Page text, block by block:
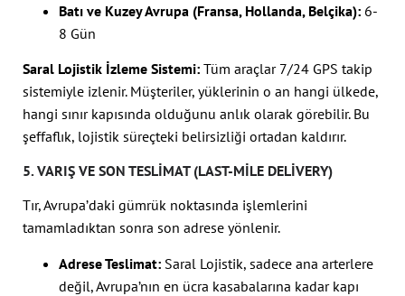
Batı ve Kuzey Avrupa (Fransa, Hollanda, Belçika): 6-
8 Gün
Saral Lojistik İzleme Sistemi: Tüm araçlar 7/24 GPS takip
sistemiyle izlenir. Müşteriler, yüklerinin o an hangi ülkede,
hangi sınır kapısında olduğunu anlık olarak görebilir. Bu
şeffaflık, lojistik süreçteki belirsizliği ortadan kaldırır.
5. VARIŞ VE SON TESLIMAT (LAST-MILE DELIVERY)
Tır, Avrupa’daki gümrük noktasında işlemlerini
tamamladıktan sonra son adrese yönlenir.
Adrese Teslimat: Saral Lojistik, sadece ana arterlere
değil, Avrupa’nın en ücra kasabalarına kadar kapı